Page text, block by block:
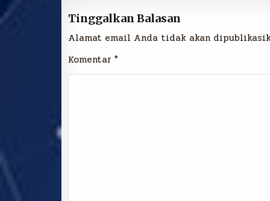
Tinggalkan Balasan
Alamat email Anda tidak akan
Komentar *